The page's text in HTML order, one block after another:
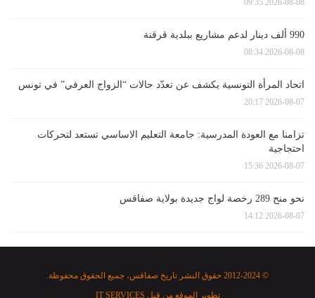
990 ألف دينار لدعم مشاريع ببلدية قرقنة
2026-08-08 08:34
اتحاد المرأة التونسية يكشف عن تعدّد حالات “الزواج العرفي” في تونس
2026-08-07 20:17
تزامنا مع العودة المدرسية: جامعة التعليم الاساسي تستعد لتحركات
احتجاجية
2026-08-07 15:36
نحو منح 289 رخصة لواج جديدة بولاية صفاقس
2026-08-07 14:12
© 2012-2024 حقوق النشر تاريخ صفاقس، جميع الحقوق محفوظة.
تطوير الموقع من قبل IT SERVICES